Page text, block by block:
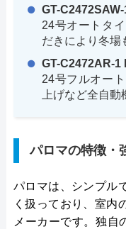
GT-C2472SAW-
24号オートタ
だきにより冬場
GT-C2472AR-1
24号フルオー
上げなど全自
パロマの特徴・
パロマは、シンプル
く扱っており、室内
メーカーです。独自